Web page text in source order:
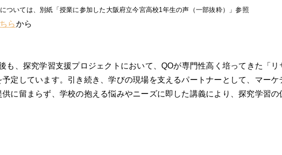
ついては、別紙「授業に参加した大阪府立今宮高校1年生の声（一部抜粋）」参照
らから
も、探究学習支援プロジェクトにおいて、QOが専門性高く培ってきた「
予定しています。引き続き、学びの現場を支えるパートナーとして、マー
供に留まらず、学校の抱える悩みやニーズに即した講義により、探究学習の